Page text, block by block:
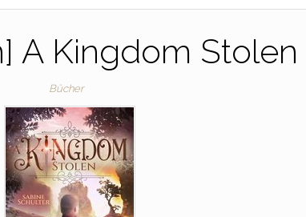
A Kingdom Stolen
Bücher